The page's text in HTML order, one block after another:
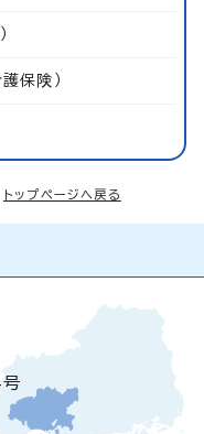
保険）
トップページへ戻る